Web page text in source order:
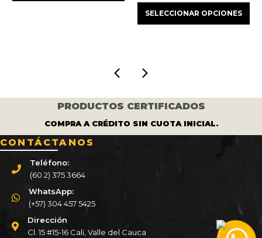
precio
original
precio
actual
SELECCIONAR OPCIONES
PRODUCTOS CERTIFICADOS
COMPRA A CRÉDITO SIN CUOTA INICIAL.
CONTÁCTANOS
Teléfono:
(60 2) 375 3664
WhatsApp:
(+57) 304 457 5425
Dirección
Cl. 15 #15-16 Cali, Valle del Cauca